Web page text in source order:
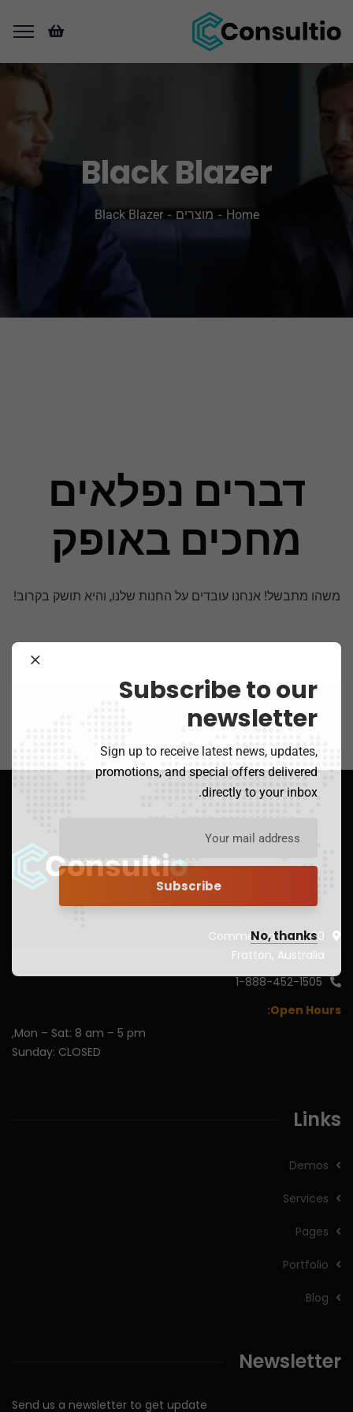
Black Blazer
Home מוצרים Black Blazer
דברים נפלאים
מחכים באופק
משהו מתבשל! אנחנו עובדים על החנות שלנו, והיא תושק בקרוב!
30 Commercial Road
Fratton, Australia
1-888-452-1505
Open Hours:
Mon – Sat: 8 am – 5 pm,
Sunday: CLOSED
Links
Demos
Services
Pages
Portfolio
Blog
Newsletter
Send us a newsletter to get update
Subscribe to our
newsletter
Sign up to receive latest news, updates,
promotions, and special offers delivered
directly to your inbox.
No, thanks